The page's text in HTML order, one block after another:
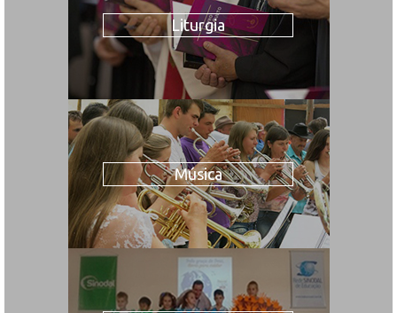
Liturgia
Música